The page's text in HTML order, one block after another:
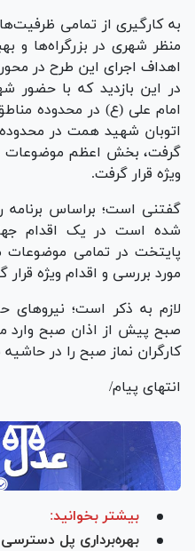
به کارگیری از تمامی
منظر شهری در بزرگراه‌ها و
اهداف اجرای این طرح در
در این بازدید که با حضور
گرفت، بخش اعظم موضوعات
ویژه قرار گرفت.
گفتنی است؛ براساس
پایتخت در تمامی موضوعات
مورد بررسی و اقدام ویژه قرار
صبح پیش از اذان صبح وارد
کارگران نماز صبح را در حاشیه
انتهای پیام/
بیشتر بخوانید:
بهره‌برداری پل